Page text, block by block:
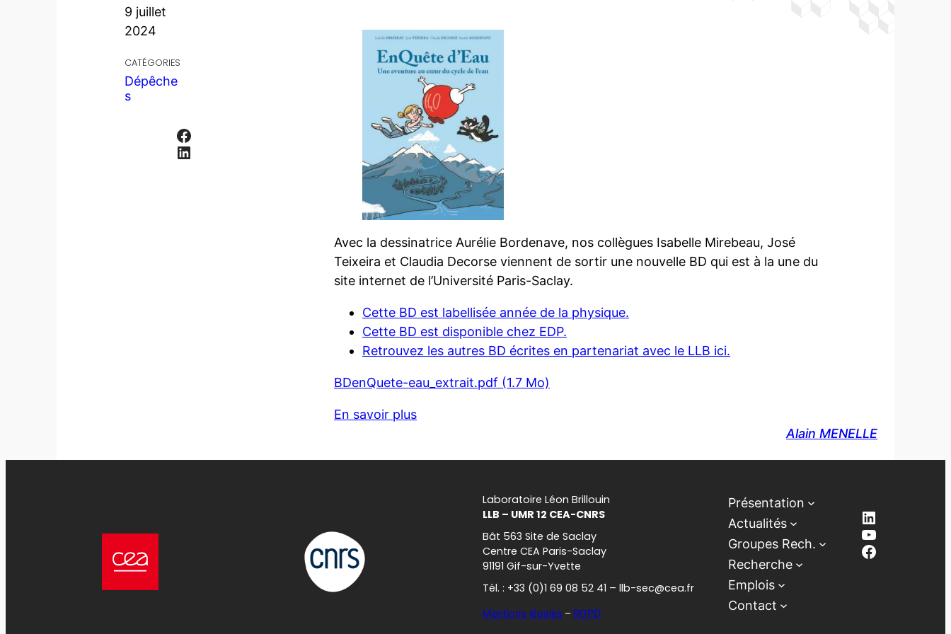
9 juillet
2024
CATÉGORIES
Dépêche
s
Facebook
LinkedIn
Avec la dessinatrice Aurélie Bordenave, nos collègues Isabelle Mirebeau, José
Teixeira et Claudia Decorse viennent de sortir une nouvelle BD qui est à la une du
site internet de l’Université Paris-Saclay.
Cette BD est labellisée année de la physique.
Cette BD est disponible chez EDP.
Retrouvez les autres BD écrites en partenariat avec le LLB ici.
BDenQuete-eau_extrait.pdf (1.7 Mo)
En savoir plus
Alain MENELLE
Laboratoire Léon Brillouin
LLB – UMR 12 CEA-CNRS
Bât 563 Site de Saclay
Centre CEA Paris-Saclay
91191 Gif-sur-Yvette
Tél. : +33 (0)1 69 08 52 41 – llb-sec@cea.fr
Mentions légales – RGPD
Présentation
Actualités
Groupes Rech.
Recherche
Emplois
Contact
LinkedIn
YouTube
Facebook